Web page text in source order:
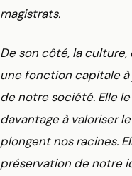
magistrats.
De son côté, la
une fonction capitale à
de notre société. Elle
davantage à valoriser
plongent nos racines.
préservation de notre